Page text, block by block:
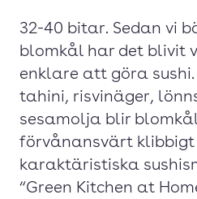
32-40 bitar. Sedan vi
blomkål har det blivit
enklare att göra
tahini, risvinäger,
sesamolja blir
förvånansvärt klibbigt
karaktäristiska
“Green Kitchen at